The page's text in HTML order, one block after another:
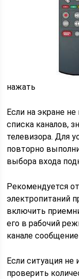
нажать
Если на экране
списка каналов,
телевизора. Для
повторно
выбора входа
Рекомендуется
электропитаний
включить
его в рабочий
канале
Если ситуация
проверить